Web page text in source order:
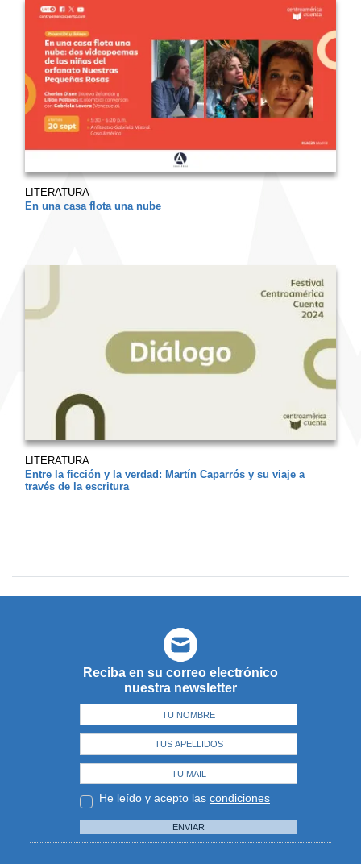
LITERATURA
En una casa flota una nube
LITERATURA
Entre la ficción y la verdad: Martín Caparrós y su viaje a
través de la escritura
Reciba en su correo electrónico
nuestra newsletter
He leído y acepto las condiciones
ENVIAR